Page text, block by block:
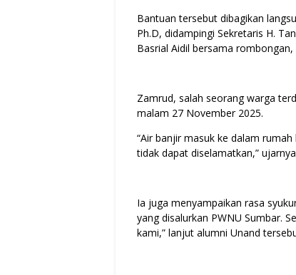
Bantuan tersebut dibagikan
Ph.D, didampingi Sekretaris H.
Basrial Aidil bersama
Zamrud, salah seorang warga
malam 27 November 2025.
“Air banjir masuk ke dalam
tidak dapat diselamatkan,”
Ia juga menyampaikan rasa
yang disalurkan PWNU Sumbar.
kami,” lanjut alumni Unand